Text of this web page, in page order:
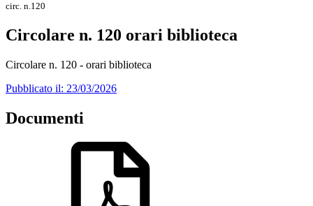
circ. n.120
Circolare n. 120 orari biblioteca
Circolare n. 120 - orari biblioteca
Pubblicato il: 23/03/2026
Documenti